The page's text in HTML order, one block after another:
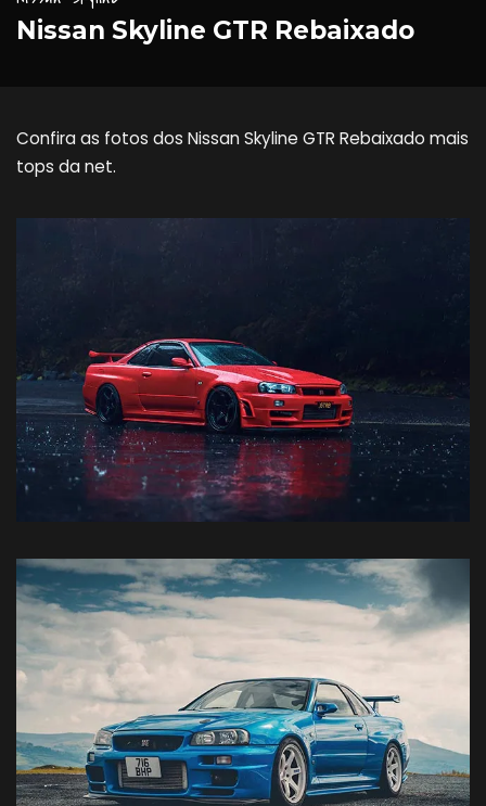
Nissan Skyline GTR Rebaixado
Confira as fotos dos Nissan Skyline GTR Rebaixado mais
tops da net.